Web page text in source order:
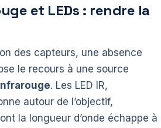
et LEDs : rendre la
des capteurs, une absence
le recours à une source
. Les LED IR,
autour de l’objectif,
la longueur d’onde échappe à